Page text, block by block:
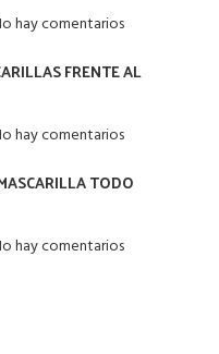
hay comentarios
FRENTE AL
hay comentarios
TODO
hay comentarios